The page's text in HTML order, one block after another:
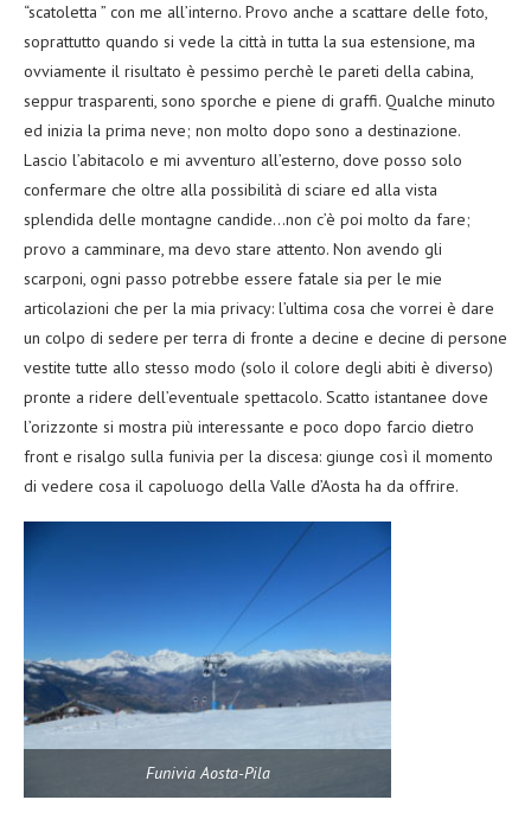
“scatoletta ” con me all’interno. Provo anche a scattare delle foto,
soprattutto quando si vede la città in tutta la sua estensione, ma
ovviamente il risultato è pessimo perchè le pareti della cabina,
seppur trasparenti, sono sporche e piene di graffi. Qualche minuto
ed inizia la prima neve; non molto dopo sono a destinazione.
Lascio l’abitacolo e mi avventuro all’esterno, dove posso solo
confermare che oltre alla possibilità di sciare ed alla vista
splendida delle montagne candide…non c’è poi molto da fare;
provo a camminare, ma devo stare attento. Non avendo gli
scarponi, ogni passo potrebbe essere fatale sia per le mie
articolazioni che per la mia privacy: l’ultima cosa che vorrei è dare
un colpo di sedere per terra di fronte a decine e decine di persone
vestite tutte allo stesso modo (solo il colore degli abiti è diverso)
pronte a ridere dell’eventuale spettacolo. Scatto istantanee dove
l’orizzonte si mostra più interessante e poco dopo farcio dietro
front e risalgo sulla funivia per la discesa: giunge così il momento
di vedere cosa il capoluogo della Valle d’Aosta ha da offrire.
Funivia Aosta-Pila